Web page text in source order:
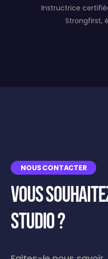
Instructrice
Strongfirst,
NOUS CONTACTER
vous
studio ?